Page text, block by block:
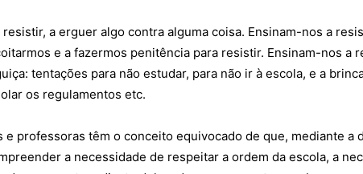
resistir, a erguer algo contra alguma coisa. Ensinam-nos a
e a fazermos penitência para resistir. Ensinam-nos a
tentações para não estudar, para não ir à escola, e a
os regulamentos etc.
e professoras têm o conceito equivocado de que, mediante a
a necessidade de respeitar a ordem da escola, a